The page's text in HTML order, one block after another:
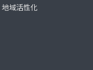
域活性化